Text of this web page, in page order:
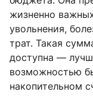
жизненно
увольнения,
трат. Такая
доступна —
возможностью
накопительном